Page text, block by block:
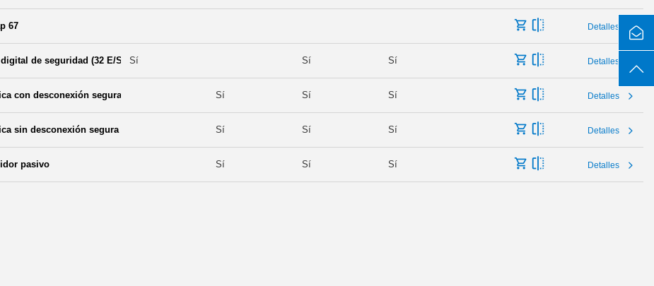
67 Detalles
de seguridad (32 E/S) Sí Sí Sí Detalles
con desconexión segura Sí Sí Sí Detalles
sin desconexión segura Sí Sí Sí Detalles
pasivo Sí Sí Sí Detalles